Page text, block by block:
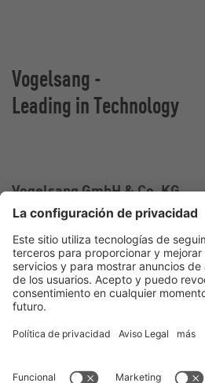
Vogelsang -
Leading in Technology
Vogelsang GmbH & Co. KG
Holthoege 10-14
49632 Essen (Oldenburg)
Alemania
Contacto
germany@vogelsang.info